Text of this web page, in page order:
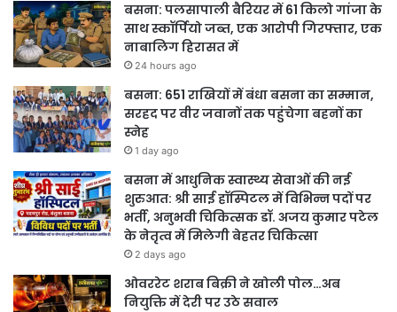
बसना: पलसापाली बैरियर में 61 किलो गांजा के
साथ स्कॉर्पियो जब्त, एक आरोपी गिरफ्तार, एक
नाबालिग हिरासत में
24 hours ago
बसना: 651 राखियों में बंधा बसना का सम्मान,
सरहद पर वीर जवानों तक पहुंचेगा बहनों का
स्नेह
1 day ago
बसना में आधुनिक स्वास्थ्य सेवाओं की नई
शुरुआत: श्री साई हॉस्पिटल में विभिन्न पदों पर
भर्ती, अनुभवी चिकित्सक डॉ. अजय कुमार पटेल
के नेतृत्व में मिलेगी बेहतर चिकित्सा
2 days ago
ओवररेट शराब बिक्री ने खोली पोल…अब
नियुक्ति में देरी पर उठे सवाल